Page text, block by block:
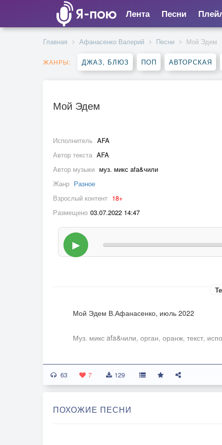
Лента Песни
Главная Афанасенко Валерий Песни Мой Эдем
ЖАНРЫ: ДЖАЗ, БЛЮЗ ПОП АВТОРСКАЯ
Мой Эдем
Исполнитель AFA
Автор текста AFA
Автор музыки муз. микс afa&чили
Жанр Разное
Взрослый контент 18+
Размещено 03.07.2022 14:47
▶
Мой Эдем В.Афанасенко, июль 2022
Муз. микс afa&чили, орган, оранж, текст,
В романе «Эдем», 1959 г., Станислав Лем
прекрасную издали планету, названную
Эдемом, но потерпев крушение, находят на
тотального контроля над информационными
63 7 129
ПОХОЖИЕ ПЕСНИ